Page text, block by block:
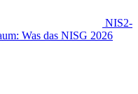
NIS2-
Was das NISG 2026